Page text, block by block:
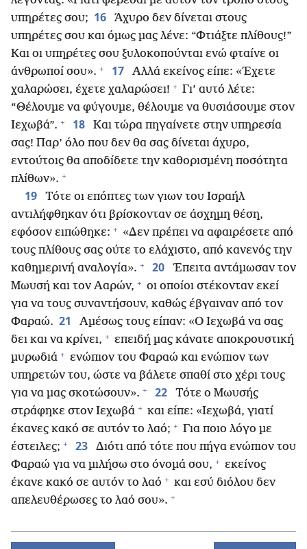
υπηρέτες σου; 16
Άχυρο δεν δίνεται στους
υπηρέτες σου και όμως μας λένε: “Φτιάξτε πλίθους!”
Και οι υπηρέτες σου ξυλοκοπούνται ενώ φταίνε οι
άνθρωποί σου». + 17
Αλλά εκείνος είπε: «Έχετε
χαλαρώσει, έχετε χαλαρώσει! + Γι’ αυτό λέτε:
“Θέλουμε να φύγουμε, θέλουμε να θυσιάσουμε στον
Ιεχωβά”. + 18
Και τώρα πηγαίνετε στην υπηρεσία
σας! Παρ’ όλο που δεν θα σας δίνεται άχυρο,
εντούτοις θα αποδίδετε την καθορισμένη ποσότητα
πλίθων». +
19
Τότε οι επόπτες των γιων του Ισραήλ
αντιλήφθηκαν ότι βρίσκονταν σε άσχημη θέση,
εφόσον ειπώθηκε: + «Δεν πρέπει να αφαιρέσετε από
τους πλίθους σας ούτε το ελάχιστο, από κανενός την
καθημερινή αναλογία». + 20
Έπειτα αντάμωσαν τον
Μωυσή και τον Ααρών, + οι οποίοι στέκονταν εκεί
για να τους συναντήσουν, καθώς έβγαιναν από τον
Φαραώ. 21
Αμέσως τους είπαν: «Ο Ιεχωβά να σας
δει και να κρίνει, + επειδή μας κάνατε αποκρουστική
μυρωδιά + ενώπιον του Φαραώ και ενώπιον των
υπηρετών του, ώστε να βάλετε σπαθί στο χέρι τους
για να μας σκοτώσουν». + 22
Τότε ο Μωυσής
στράφηκε στον Ιεχωβά + και είπε: «Ιεχωβά, γιατί
έκανες κακό σε αυτόν το λαό; + Για ποιο λόγο με
έστειλες; + 23
Διότι από τότε που πήγα ενώπιον του
Φαραώ για να μιλήσω στο όνομά σου, + εκείνος
έκανε κακό σε αυτόν το λαό + και εσύ διόλου δεν
απελευθέρωσες το λαό σου». +